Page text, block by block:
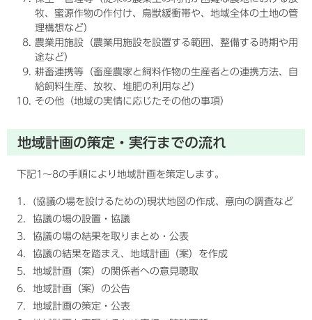
牧、蜜源作物の作付け、鳥獣緩衝帯や、地域全体の土地の管
理構想など）
農業用施設（農業用施設を設置する範囲、整備する時期や用
途など）
耕畜連携等（畜産農家と飼料作物の生産者との連携方法、自
給飼料生産、放牧、堆肥の利用など）
その他（地域の実情に応じたその他の事項）
地域計画の策定・実行までの流れ
下記1～8の手順により地域計画を策定します。
1．(協議の場を設けるための)現状地図の作成、意向の調査など
2．協議の場の設置・協議
3．協議の場の結果を取りまとめ・公表
4．協議の結果を踏まえ、地域計画（案）を作成
5．地域計画（案）の関係者への意見聴取
6．地域計画（案）の公告
7．地域計画の策定・公表